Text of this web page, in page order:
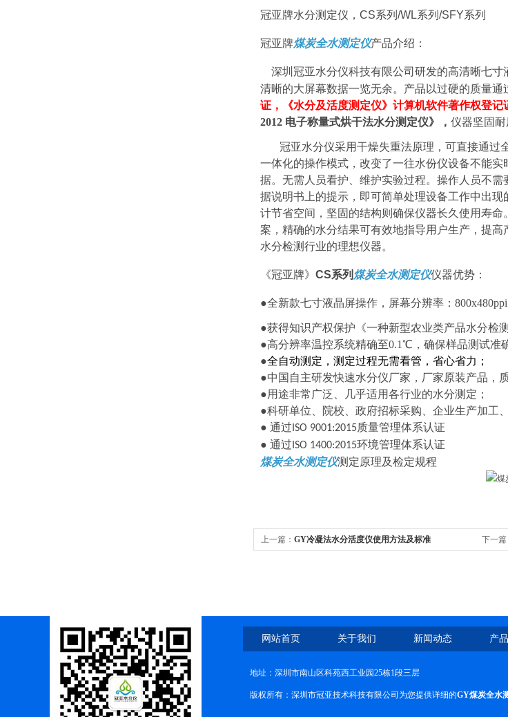
冠亚牌水分测定仪， CS系列 /WL系列 /SFY系列
冠亚牌煤炭全水测定仪产品介绍：
深圳冠亚水分仪科技有限公司研发的高清晰七
清晰的大屏幕数据一览无余。产品以过硬的质量通
证，
《水分及活度测定仪》 计算机软件著作权登记
2012 电子称量式烘干法水分测定仪》， 仪器坚固耐
冠亚水分仪采用干燥失重法原理，可直接通过
一体化的操作模式，改变了一往水份仪设备不能
据。无需人员看护、维护实验过程。操作人员不
据说明书上的提示，即可简单处理设备工作中出
计节省空间，坚固的结构则确保仪器长久使用寿
案，精确的水分结果可有效地指导用户生产，提
水分检测行业的理想仪器。
《冠亚牌》 CS系列 煤炭全水测定仪仪器优势：
●全新款七寸液晶屏操作，屏幕分辨率：
●获得知识产权保护《一种新型农业类产品水分检
●高分辨率温控系统精确至0.1℃，确保样品测试准
●全自动测定，测定过程无需看管，省心省力；
●中国自主研发快速水分仪厂家，厂家原装产品，
●用途非常广泛、几乎适用各行业的水分测定；
●科研单位、院校、政府招标采购、企业生产加工
● 通过 ISO 9001:2015质量管理体系认证
● 通过 ISO 1400:2015环境管理体系认证
煤炭全水测定仪测定原理及检定规程
上一篇： GY冷凝法水分活度仪使用方法及标准 下一篇
网站首页 关于我们 新闻动态 产
地址：深圳市南山区科苑西工业园25栋1段三层
版权所有：深圳市冠亚技术科技有限公司为您提供详细的GY煤炭全水